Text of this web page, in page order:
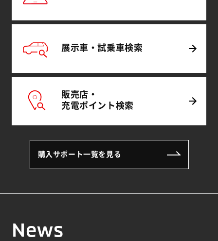
展示車・試乗車検索
販売店・
充電ポイント検索
購入サポート一覧を見る
News